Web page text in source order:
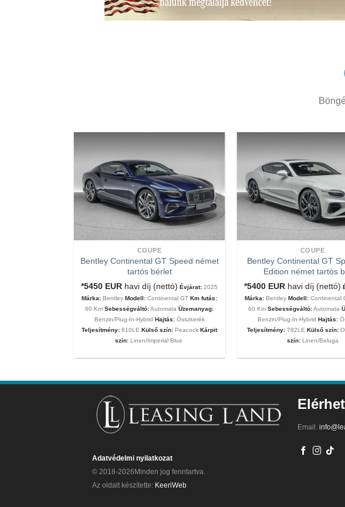
COUPE
Bentley Continental GT Speed német
tartós bérlet
*5450 EUR havi díj (nettó) Évjárat: 2025
Márka: Bentley Modell: Continental GTKm futás:
60 KmSebességváltó:AutomataÜzemanyag:
Benzin/Plug-In-Hybrid Hajtás:Összkerék
Teljesítmény: 610LE Külső szín:PeacockKárpit
szín:Linen/Imperial Blue
COUPE
Bentley Continental GT
Edition német tartós
*5400 EUR havi díj (nettó)
Márka: Bentley Modell: Continental
60 KmSebességváltó:Automata
Benzin/Plug-In-Hybrid Hajtás:
Teljesítmény:782LE Külső szín:
szín:Linen/Beluga
Adatvédelmi nyilatkozat
© 2018-2026Minden jog fenntartva.
Az oldalt készítette: KeeriWeb
Email: